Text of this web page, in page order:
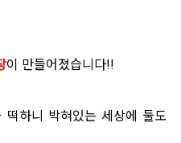
이 만들어졌습니다!!
떡하니 박혀있는 세상에 둘도